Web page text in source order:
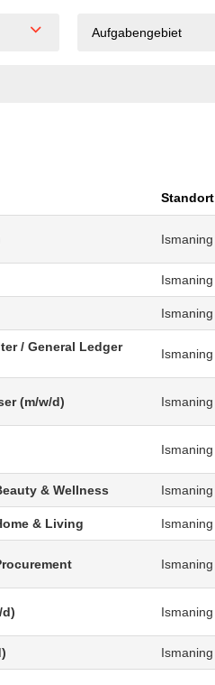
Aufgabengebiet
Standort
Ismaning
Ismaning
Ismaning
/ General Ledger
Ismaning
(m/w/d) Ismaning
Ismaning
& Wellness Ismaning
& Living Ismaning
Ismaning
d) Ismaning
Ismaning